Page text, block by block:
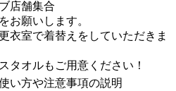
店舗集合
お願いします。
衣室で着替えをしていただきま
タオルもご用意ください！
い方や注意事項の説明